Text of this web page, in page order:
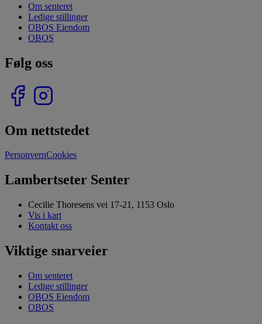
Om senteret
Ledige stillinger
OBOS Eiendom
OBOS
Følg oss
Om nettstedet
PersonvernCookies
Lambertseter Senter
Cecilie Thoresens vei 17-21, 1153 Oslo
Vis i kart
Kontakt oss
Viktige snarveier
Om senteret
Ledige stillinger
OBOS Eiendom
OBOS